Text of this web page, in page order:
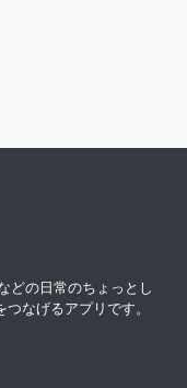
どの日常のちょっとし
なげるアプリです。